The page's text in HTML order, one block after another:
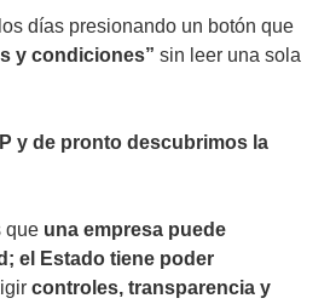
días presionando un botón que
y condiciones” sin leer una sola
y de pronto descubrimos la
que una empresa puede
el Estado tiene poder
controles, transparencia y